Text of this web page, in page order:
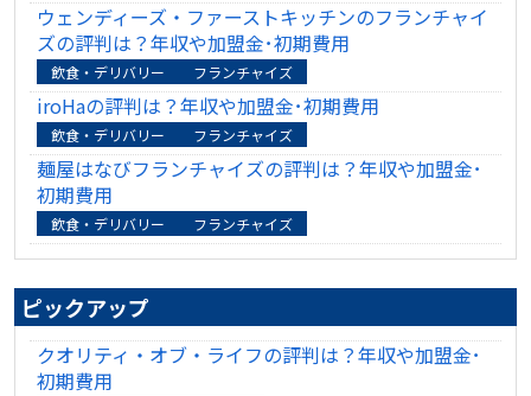
ウェンディーズ・ファーストキッチンのフランチャイ
ズの評判は？年収や加盟金･初期費用
飲食・デリバリー フランチャイズ
iroHaの評判は？年収や加盟金･初期費用
飲食・デリバリー フランチャイズ
麺屋はなびフランチャイズの評判は？年収や加盟金･
初期費用
飲食・デリバリー フランチャイズ
ピックアップ
クオリティ・オブ・ライフの評判は？年収や加盟金･
初期費用